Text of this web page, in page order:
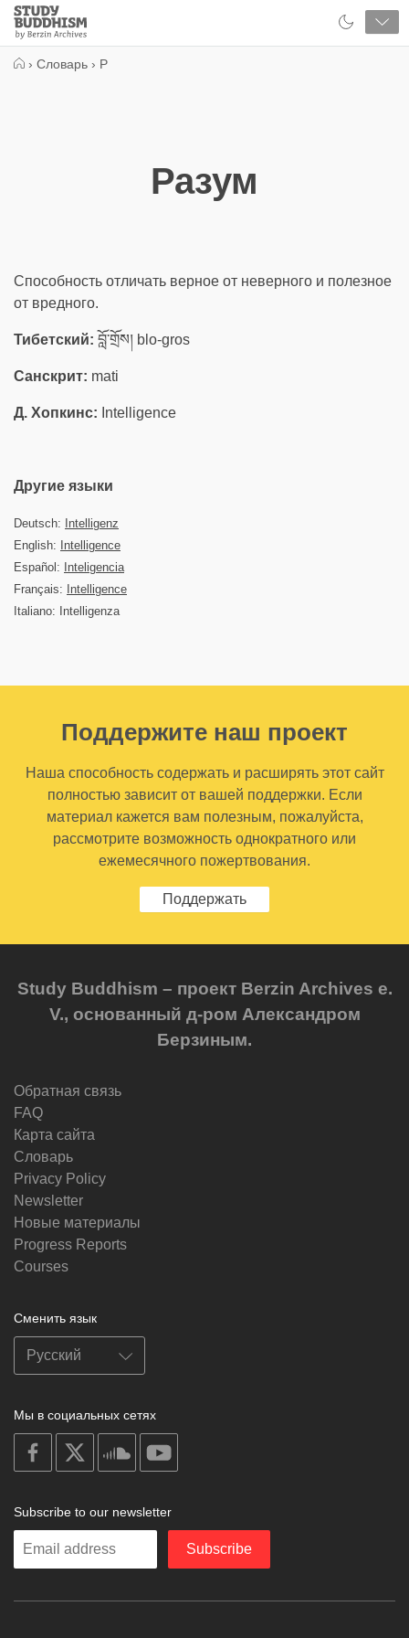
Close
Study
Buddhism
› Словарь › Р
Разум
Способность отличать верное от неверного и полезное
от вредного.
Тибетский: བློ་གྲོས། blo-gros
Санскрит: mati
Д. Хопкинс: Intelligence
Другие языки
Deutsch:
Intelligenz
English:
Intelligence
Español:
Inteligencia
Français:
Intelligence
Italiano: Intelligenza
Поддержите наш проект
Наша способность содержать и расширять этот сайт
полностью зависит от вашей поддержки. Если
материал кажется вам полезным, пожалуйста,
рассмотрите возможность однократного или
ежемесячного пожертвования.
Поддержать
Study Buddhism – проект Berzin Archives e.
V., основанный д-ром Александром
Берзиным.
Обратная связь
FAQ
Карта сайта
Словарь
Privacy Policy
Newsletter
Новые материалы
Progress Reports
Courses
Сменить язык
Мы в социальных сетях
on
facebook
soundcloud
Subscribe to our newsletter
Enter
Subscribe